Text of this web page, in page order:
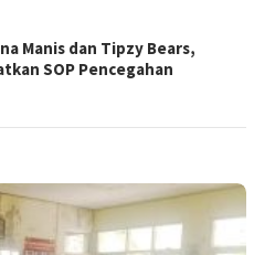
Manis dan Tipzy Bears,
SOP Pencegahan